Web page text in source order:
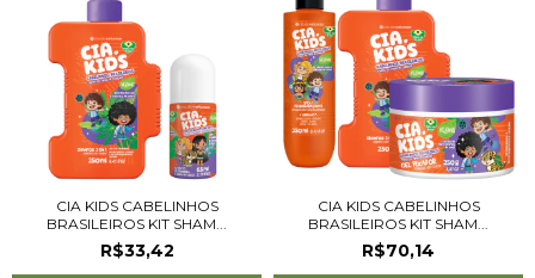
CIA KIDS CABELINHOS
BRASILEIROS KIT SHAM...
R$33,42
CIA KIDS CABELINHOS
BRASILEIROS KIT SHAM...
R$70,14